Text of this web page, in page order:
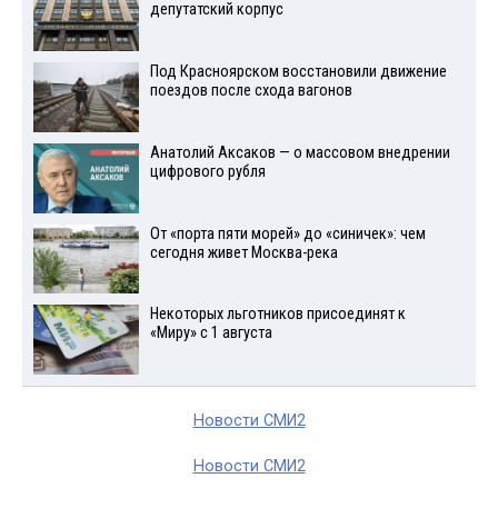
депутатский корпус
Под Красноярском восстановили движение
поездов после схода вагонов
Анатолий Аксаков — о массовом внедрении
цифрового рубля
От «порта пяти морей» до «синичек»: чем
сегодня живет Москва-река
Некоторых льготников присоединят к
«Миру» с 1 августа
Новости СМИ2
Новости СМИ2